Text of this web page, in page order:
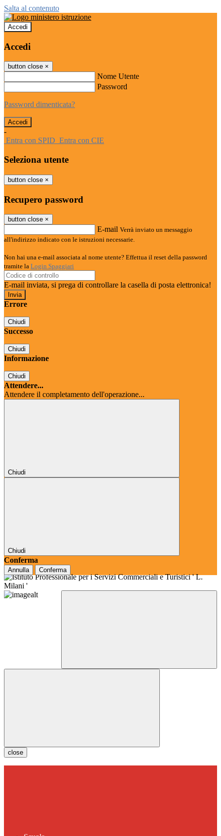
Salta al contenuto
Accedi
Accedi
button close ×
Nome Utente
Password
Password dimenticata?
-
Entra con SPID Entra con CIE
Seleziona utente
button close ×
Recupero password
button close ×
E-mail Verrà inviato un messaggio
all'indirizzo indicato con le istruzioni necessarie.
Non hai una e-mail associata al nome utente? Effettua il reset della password
tramite la Login Spaggiari
E-mail inviata, si prega di controllare la casella di posta elettronica!
Errore
Chiudi
Successo
Chiudi
Informazione
Chiudi
Attendere...
Attendere il completamento dell'operazione...
Chiudi
Chiudi
Conferma
Annulla Conferma
close